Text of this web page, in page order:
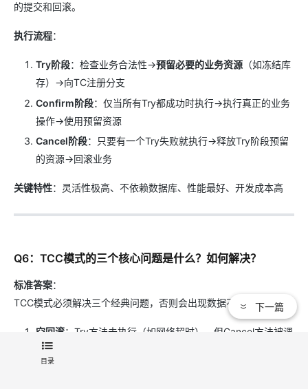
的提交和回滚。
执行流程：
Try阶段：检查业务合法性→预留必要的业务资源 （如冻结库
存）→向TC注册分支
Confirm阶段：仅当所有Try都成功时执行→执行真正的业务
操作→使用预留资源
Cancel阶段：只要有一个Try失败就执行→释放Try阶段预留
的资源→回滚业务
关键特性：灵活性极高、不依赖数据库、性能最好、开发成本高
Q6：TCC模式的三个核心问题是什么？如何解决？
标准答案：
TCC模式必须解决三个经典问题，否则会出现数据不一致：
空回滚：Try方法未执行（如网络超时），但Cancel方法被调
用
目录
下一篇